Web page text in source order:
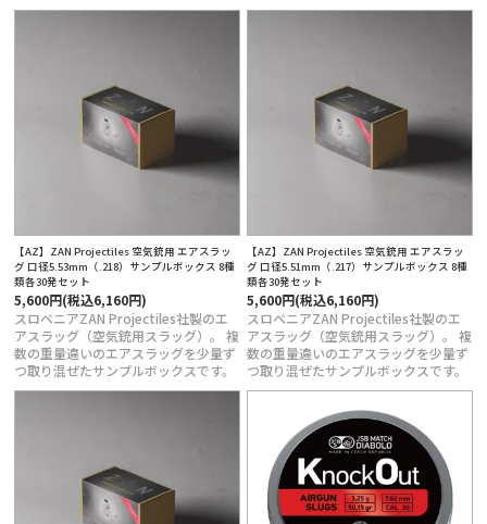
【AZ】ZAN Projectiles 空気銃用 エアスラッ
グ 口径5.53mm（.218）サンプルボックス 8種
類各30発セット
5,600円(税込6,160円)
スロベニアZAN Projectiles社製のエ
アスラッグ（空気銃用スラッグ）。 複
数の重量違いのエアスラッグを少量ず
つ取り混ぜたサンプルボックスです。
【AZ】ZAN Projectiles 空気銃用 エアスラッ
グ 口径5.51mm（.217）サンプルボックス 8種
類各30発セット
5,600円(税込6,160円)
スロベニアZAN Projectiles社製のエ
アスラッグ（空気銃用スラッグ）。 複
数の重量違いのエアスラッグを少量ず
つ取り混ぜたサンプルボックスです。